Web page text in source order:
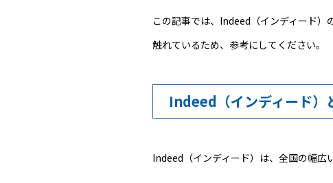
この記事では、Indeed（インディード）
触れているため、参考にしてください。
Indeed（インディード）
Indeed（インディード）は、全国の幅広